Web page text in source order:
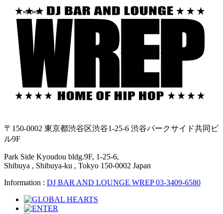
〒150-0002 東京都渋谷区渋谷1-25-6 渋谷パークサイド共同ビ
ル9F
Park Side Kyoudou bldg.9F, 1-25-6,
Shibuya , Shibuya-ku , Tokyo 150-0002 Japan
Information : DJ BAR AND LOUNGE WREP 03-3409-6580